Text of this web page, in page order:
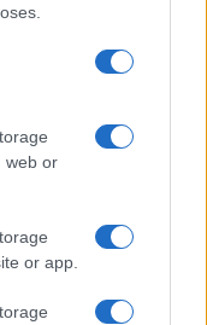
web or
or app.